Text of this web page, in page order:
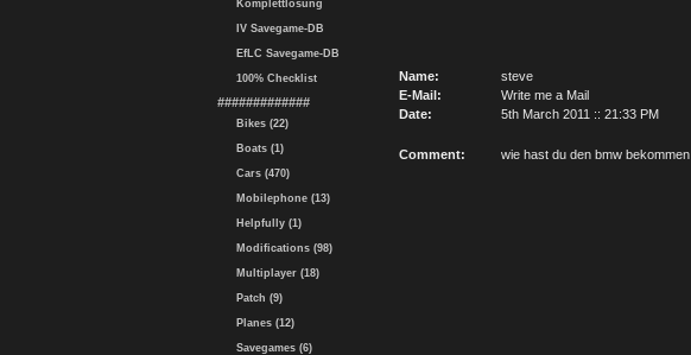
Komplettlösung
IV Savegame-DB
EfLC Savegame-DB
100% Checklist
#############
Bikes (22)
Boats (1)
Cars (470)
Mobilephone (13)
Helpfully (1)
Modifications (98)
Multiplayer (18)
Patch (9)
Planes (12)
Savegames (6)
Name:
steve
E-Mail:
Write me a Mail
Date:
5th March 2011 :: 21:33 PM
Comment: wie hast du den bmw bekommen